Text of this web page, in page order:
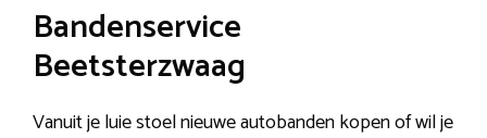
Bandenservice
Beetsterzwaag
Vanuit je luie stoel nieuwe autobanden kopen of wil je